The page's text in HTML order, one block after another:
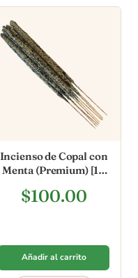
Incienso de Copal con
Menta (Premium) [10
$100.00
Añadir al carrito